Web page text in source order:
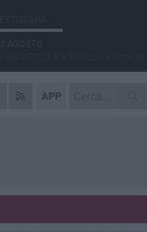
APP
vita sul marciapiede: macabro
una tradizione che guarda al